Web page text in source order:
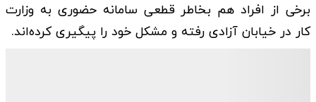
برخی از افراد هم بخاطر قطعی سامانه حضوری به وزارت
کار در خیابان آزادی رفته و مشکل خود را پیگیری کرده‌اند.